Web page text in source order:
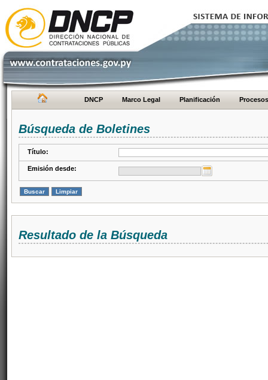
DNCP Marco Legal Planificación Procesos
Búsqueda de Boletines
Título:
Emisión desde:
Resultado de la Búsqueda